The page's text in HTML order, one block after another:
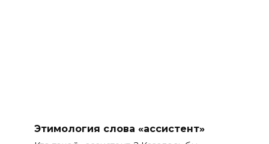
Этимология слова «ассистент»